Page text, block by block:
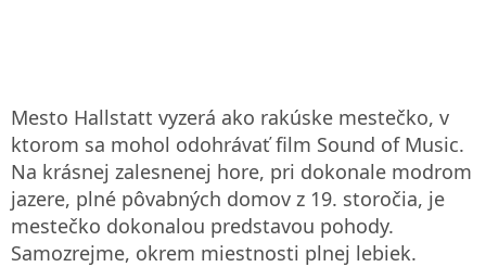
Mesto Hallstatt vyzerá ako rakúske mestečko, v
ktorom sa mohol odohrávať film Sound of Music.
Na krásnej zalesnenej hore, pri dokonale modrom
jazere, plné pôvabných domov z 19. storočia, je
mestečko dokonalou predstavou pohody.
Samozrejme, okrem miestnosti plnej lebiek.